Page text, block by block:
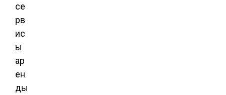
се
рв
ис
ы
ар
ен
ды